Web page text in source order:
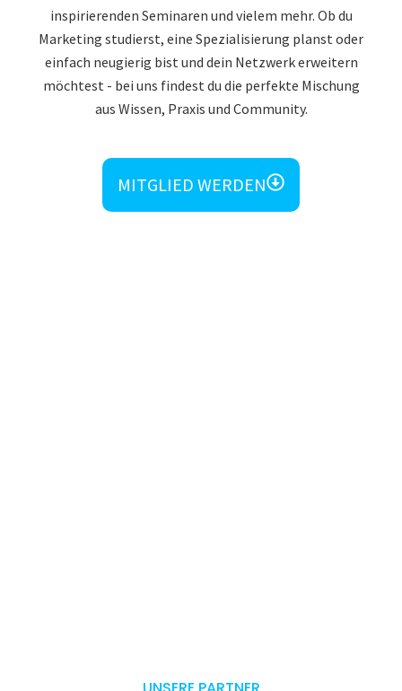
inspirierenden Seminaren und vielem mehr. Ob du
Marketing studierst, eine Spezialisierung planst oder
einfach neugierig bist und dein Netzwerk erweitern
möchtest - bei uns findest du die perfekte Mischung
aus Wissen, Praxis und Community.
MITGLIED WERDEN